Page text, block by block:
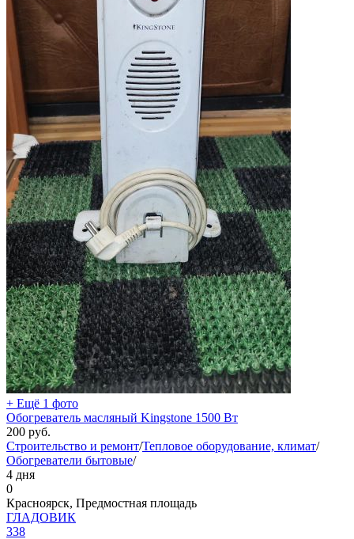
+ Ещё 1 фото
Обогреватель масляный Kingstone 1500 Вт
200 руб.
Строительство и ремонт/Тепловое оборудование, климат/
Обогреватели бытовые/
4 дня
0
Красноярск, Предмостная площадь
ГЛАДОВИК
338